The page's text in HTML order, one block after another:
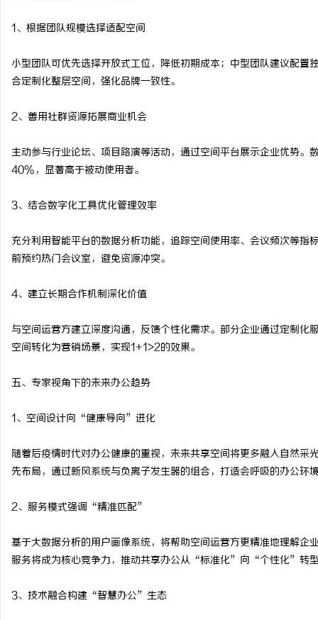
1、根据团队规模选择适配空间
小型团队可优先选择开放式工位，降低初期成本；中型团队建议配
合定制化整层空间，强化品牌一致性。
2、善用社群资源拓展商业机会
主动参与行业论坛、项目路演等活动，通过空间平台展示企业优势。
40%，显著高于被动使用者。
3、结合数字化工具优化管理效率
充分利用智能平台的数据分析功能，追踪空间使用率、会议频次等
前预约热门会议室，避免资源冲突。
4、建立长期合作机制深化价值
与空间运营方建立深度沟通，反馈个性化需求。部分企业通过定制
空间转化为营销场景，实现1+1>2的效果。
五、专家视角下的未来办公趋势
1、空间设计向“健康导向”进化
随着后疫情时代对办公健康的重视，未来共享空间将更多融入自然
先布局，通过新风系统与负离子发生器的组合，打造会呼吸的办公环
2、服务模式强调“精准匹配”
基于大数据分析的用户画像系统，将帮助空间运营方更精准地理解
服务将成为核心竞争力，推动共享办公从“标准化”向“个性化”转
3、技术融合构建“智慧办公”生态